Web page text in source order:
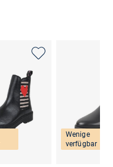
Wenige
verfügbar